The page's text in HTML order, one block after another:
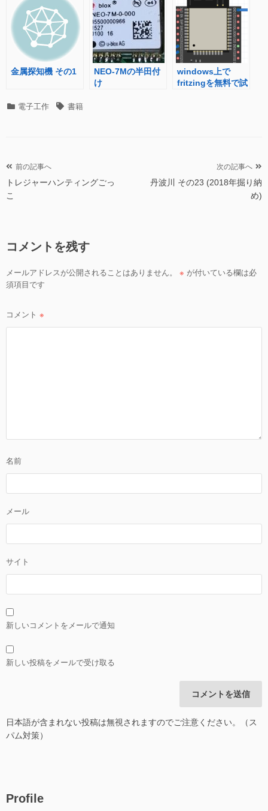
金属探知機 その1
NEO-7Mの半田付
け
windows上で
fritzingを無料で試
カ 電子工作
タ 書籍
投
稿
ナ
ー
シ
ョ
前の記事へ
トレジャーハンティングごっ
こ
次の記事へ
丹波川 その23 (2018年掘り納
め)
コメントを残す
メールアドレスが公開されることはありません。 ※ が付いている欄は必
須項目です
コメント ※
名前
メール
サイト
新しいコメントをメールで通知
新しい投稿をメールで受け取る
日本語が含まれない投稿は無視されますのでご注意ください。（ス
パム対策）
Profile